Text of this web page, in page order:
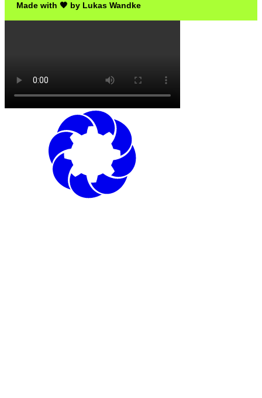
Made with 🖤 by Lukas Wandke